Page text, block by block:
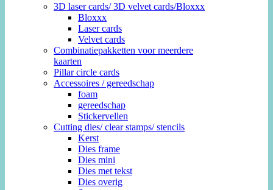
3D laser cards/ 3D velvet cards/Bloxxx
Bloxxx
Laser cards
Velvet cards
Combinatiepakketten voor meerdere
kaarten
Pillar circle cards
Accessoires / gereedschap
foam
gereedschap
Stickervellen
Cutting dies/ clear stamps/ stencils
Kerst
Dies frame
Dies mini
Dies met tekst
Dies overig